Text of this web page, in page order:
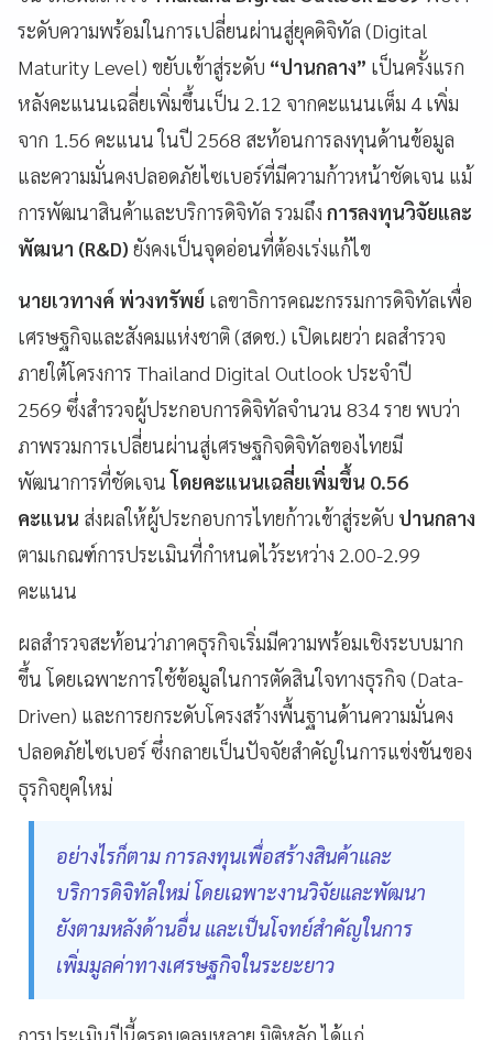
ระดับความพร้อมในการเปลี่ยนผ่านสู่ยุคดิจิทัล (Digital
Maturity Level) ขยับเข้าสู่ระดับ “ปานกลาง” เป็นครั้งแรก
หลังคะแนนเฉลี่ยเพิ่มขึ้นเป็น 2.12 จากคะแนนเต็ม 4 เพิ่ม
จาก 1.56 คะแนน ในปี 2568 สะท้อนการลงทุนด้านข้อมูล
และความมั่นคงปลอดภัยไซเบอร์ที่มีความก้าวหน้าชัดเจน แม้
การพัฒนาสินค้าและบริการดิจิทัล รวมถึง การลงทุนวิจัยและ
พัฒนา (R&D) ยังคงเป็นจุดอ่อนที่ต้องเร่งแก้ไข
นายเวทางค์ พ่วงทรัพย์ เลขาธิการคณะกรรมการดิจิทัลเพื่อ
เศรษฐกิจและสังคมแห่งชาติ (สดช.) เปิดเผยว่า ผลสำรวจ
ภายใต้โครงการ Thailand Digital Outlook ประจำปี
2569 ซึ่งสำรวจผู้ประกอบการดิจิทัลจำนวน 834 ราย พบว่า
ภาพรวมการเปลี่ยนผ่านสู่เศรษฐกิจดิจิทัลของไทยมี
พัฒนาการที่ชัดเจนโดยคะแนนเฉลี่ยเพิ่มขึ้น 0.56
คะแนน ส่งผลให้ผู้ประกอบการไทยก้าวเข้าสู่ระดับ ปานกลาง
ตามเกณฑ์การประเมินที่กำหนดไว้ระหว่าง 2.00-2.99
คะแนน
ผลสำรวจสะท้อนว่าภาคธุรกิจเริ่มมีความพร้อมเชิงระบบมาก
ขึ้น โดยเฉพาะการใช้ข้อมูลในการตัดสินใจทางธุรกิจ (Data-
Driven) และการยกระดับโครงสร้างพื้นฐานด้านความมั่นคง
ปลอดภัยไซเบอร์ ซึ่งกลายเป็นปัจจัยสำคัญในการแข่งขันของ
ธุรกิจยุคใหม่
อย่างไรก็ตาม การลงทุนเพื่อสร้างสินค้าและ
บริการดิจิทัลใหม่ โดยเฉพาะงานวิจัยและพัฒนา
ยังตามหลังด้านอื่น และเป็นโจทย์สำคัญในการ
เพิ่มมูลค่าทางเศรษฐกิจในระยะยาว
การประเมินปีนี้ครอบคลุมหลาย มิติหลัก ได้แก่